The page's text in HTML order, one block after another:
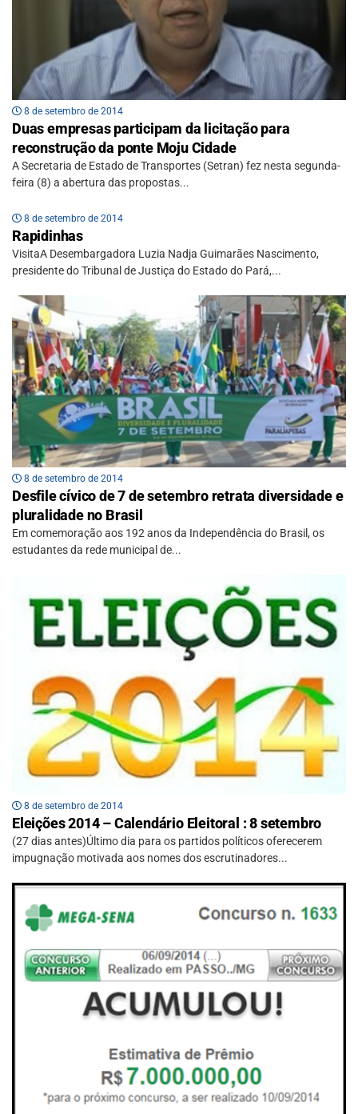
8 de setembro de 2014
Duas empresas participam da licitação para
reconstrução da ponte Moju Cidade
A Secretaria de Estado de Transportes (Setran) fez nesta segunda-
feira (8) a abertura das propostas...
8 de setembro de 2014
Rapidinhas
VisitaA Desembargadora Luzia Nadja Guimarães Nascimento,
presidente do Tribunal de Justiça do Estado do Pará,...
8 de setembro de 2014
Desfile cívico de 7 de setembro retrata diversidade e
pluralidade no Brasil
Em comemoração aos 192 anos da Independência do Brasil, os
estudantes da rede municipal de...
8 de setembro de 2014
Eleições 2014 – Calendário Eleitoral : 8 setembro
(27 dias antes)Último dia para os partidos políticos oferecerem
impugnação motivada aos nomes dos escrutinadores...